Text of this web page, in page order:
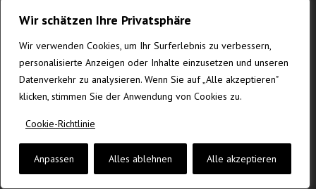
Wir schätzen Ihre Privatsphäre
Wir verwenden Cookies, um Ihr Surferlebnis zu verbessern,
personalisierte Anzeigen oder Inhalte einzusetzen und unseren
Datenverkehr zu analysieren. Wenn Sie auf „Alle akzeptieren"
klicken, stimmen Sie der Anwendung von Cookies zu.
Cookie-Richtlinie
Anpassen Alles ablehnen Alle akzeptieren